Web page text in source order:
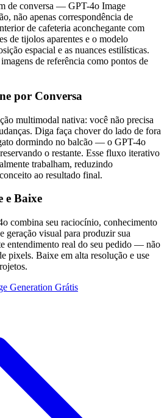
de conversa — GPT-4o Image
não apenas correspondência de
de cafeteria aconchegante com
de tijolos aparentes e o modelo
espacial e as nuances estilísticas.
de referência como pontos de
por Conversa
multimodal nativa: você não precisa
Diga faça chover do lado de fora
dormindo no balcão — o GPT-4o
o restante. Esse fluxo iterativo
trabalham, reduzindo
ao resultado final.
e Baixe
combina seu raciocínio, conhecimento
geração visual para produzir sua
entendimento real do seu pedido — não
pixels. Baixe em alta resolução e use
Generation Grátis